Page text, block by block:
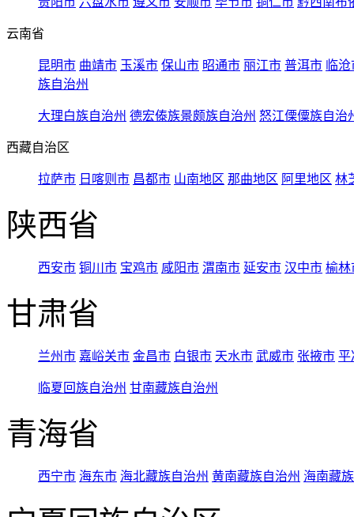
云南省
昆明市 曲靖市 玉溪市 保山市 昭通市 丽江市 普洱市 临
族自治州
大理白族自治州 德宏傣族景颇族自治州 怒江傈僳族自治
西藏自治区
拉萨市 日喀则市 昌都市 山南地区 那曲地区 阿里地区 林
陕西省
西安市 铜川市 宝鸡市 咸阳市 渭南市 延安市 汉中市 榆林
甘肃省
兰州市 嘉峪关市 金昌市 白银市 天水市 武威市 张掖市 平
临夏回族自治州 甘南藏族自治州
青海省
西宁市 海东市 海北藏族自治州 黄南藏族自治州 海南藏